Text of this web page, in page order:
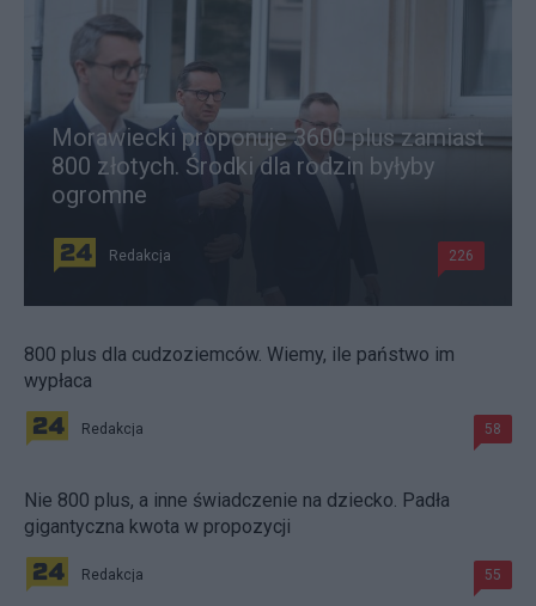
Morawiecki proponuje 3600 plus zamiast
800 złotych. Środki dla rodzin byłyby
ogromne
Redakcja 226
800 plus dla cudzoziemców. Wiemy, ile państwo im
wypłaca
Redakcja 58
Nie 800 plus, a inne świadczenie na dziecko. Padła
gigantyczna kwota w propozycji
Redakcja 55